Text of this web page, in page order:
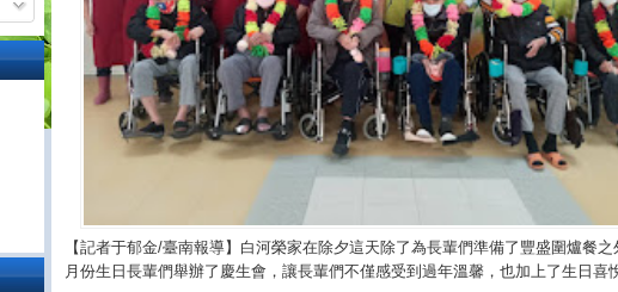
【記者于郁金/臺南報導】白河榮家在除夕這天除了為長輩們準備了豐盛圍爐餐之
月份生日長輩們舉辦了慶生會，讓長輩們不僅感受到過年溫馨，也加上了生日喜